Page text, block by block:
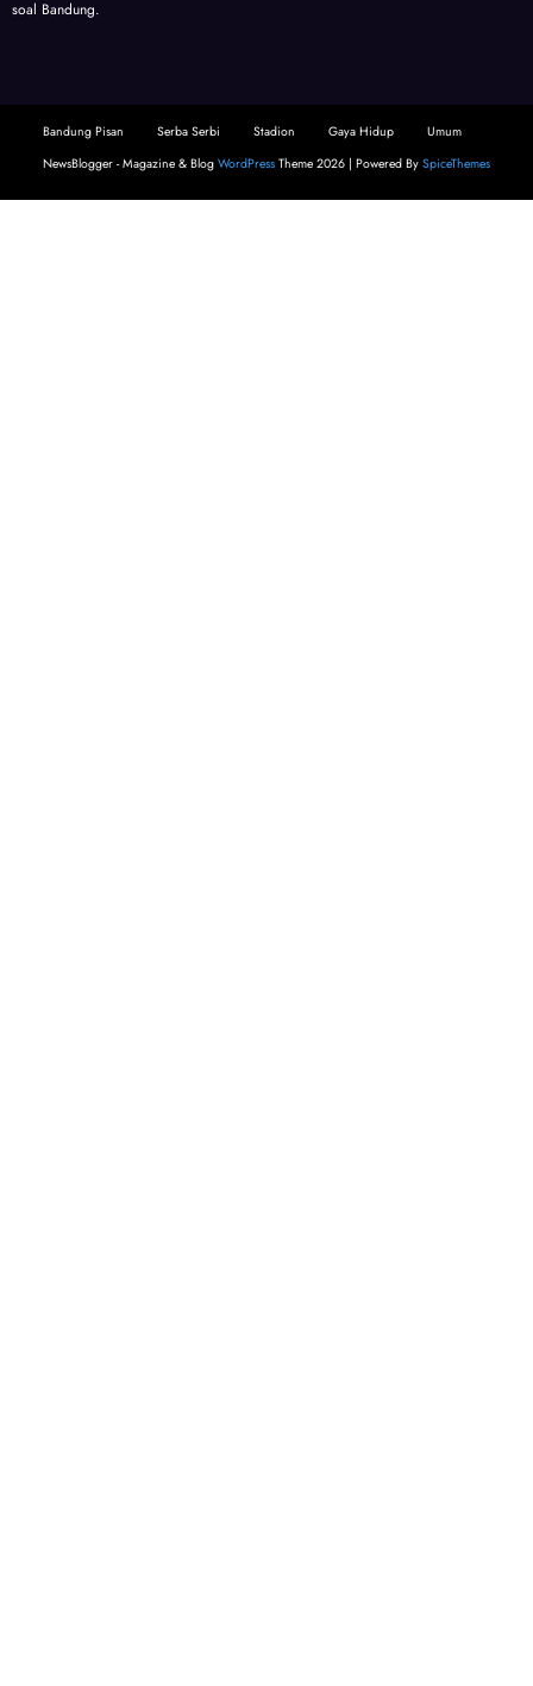
soal Bandung.
Bandung Pisan Serba Serbi Stadion Gaya Hidup
Umum
NewsBlogger - Magazine & Blog WordPress Theme 2026 | Powered By SpiceThemes